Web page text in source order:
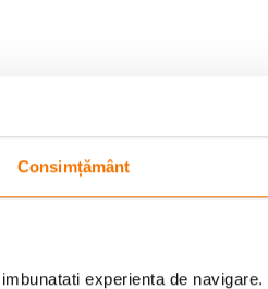
Consimțământ
experienta de